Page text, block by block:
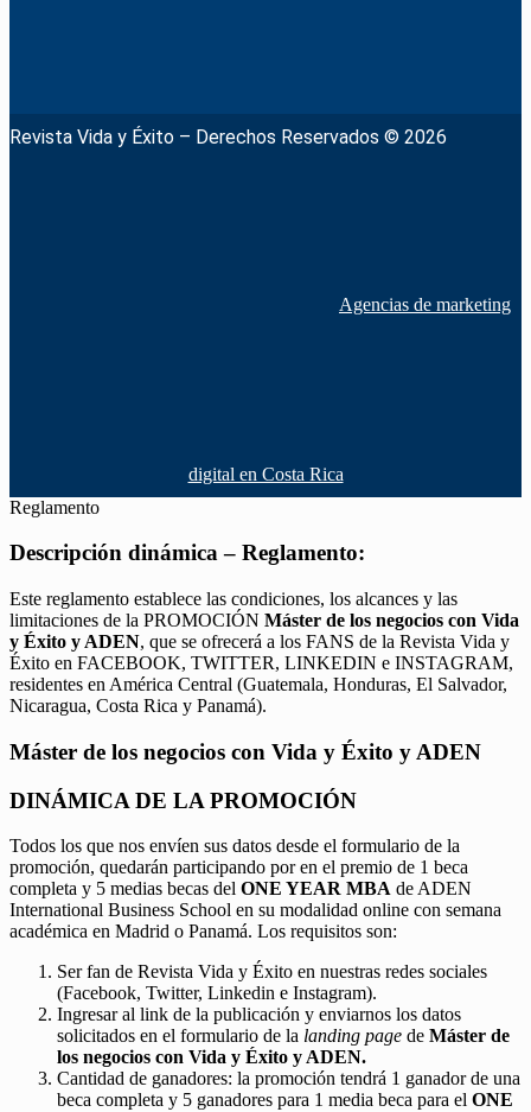
Revista Vida y Éxito – Derechos Reservados © 2026
Agencias de marketing
digital en Costa Rica
Reglamento
Descripción dinámica – Reglamento:
Este reglamento establece las condiciones, los alcances y las
limitaciones de la PROMOCIÓN Máster de los negocios con Vida
y Éxito y ADEN, que se ofrecerá a los FANS de la Revista Vida y
Éxito en FACEBOOK, TWITTER, LINKEDIN e INSTAGRAM,
residentes en América Central (Guatemala, Honduras, El Salvador,
Nicaragua, Costa Rica y Panamá).
Máster de los negocios con Vida y Éxito y ADEN
DINÁMICA DE LA PROMOCIÓN
Todos los que nos envíen sus datos desde el formulario de la
promoción, quedarán participando por en el premio de 1 beca
completa y 5 medias becas del ONE YEAR MBA de ADEN
International Business School en su modalidad online con semana
académica en Madrid o Panamá. Los requisitos son:
Ser fan de Revista Vida y Éxito en nuestras redes sociales
(Facebook, Twitter, Linkedin e Instagram).
Ingresar al link de la publicación y enviarnos los datos
solicitados en el formulario de la landing page de Máster de
los negocios con Vida y Éxito y ADEN.
Cantidad de ganadores: la promoción tendrá 1 ganador de una
beca completa y 5 ganadores para 1 media beca para el ONE